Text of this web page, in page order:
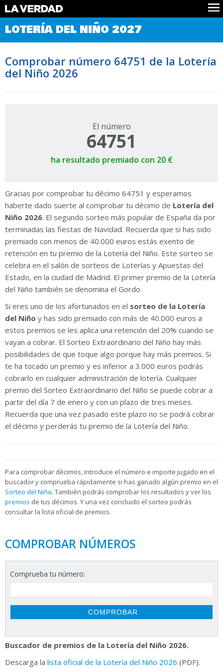
Comprobar Loteria del Niño
Premios
Noticias
Datos
Historia
LOTERÍA DEL NIÑO 2027
Comprobar número 64751 de la Lotería
del Niño 2026
El número
64751
ha resultado premiado con 20 €
Gracias por comprobar tu décimo 64751 y esperamos
haberte dado suerte al comprobar tu décimo de Lotería del
Niño 2026. El segundo sorteo más popular de España da por
terminadas las fiestas de Navidad. Recuerda que si has sido
premiado con menos de 40.000 euros estás exento de
retención en tu premio de la Lotería del Niño. Este sorteo se
celebra en el salón de sorteos de Loterías y Apuestas del
Estado, en la ciudad de Madrid. El primer premio de la Lotería
del Niño también se denomina el Gordo.
Si eres uno de los afortunados en el sorteo de la Lotería
del Niño y has sido premiado con más de 40.000 euros a
estos premios se les aplica una retención del 20% cuando se
vayan a cobrar. El Sorteo Extraordinario del Niño hay más
posibilidades de que toque algo porque hay más premios. Si
te ha tocado un premio y es inferior a 3.000 euros podrás
cobrarlo en cualquier administración de lotería. Cualquier
premio del Sorteo Extraordinario del Niño se puede cobrar a
partir del día 7 de enero y con un plazo de tres meses.
Recuerda que una vez pasado este plazo no se podrá cobrar
el décimo y perderás tu premio de la Lotería del Niño.
Para comprobar décimos, introduce el número e importe jugado en el
buscador y comprueba rápidamente si has ganado algún premio en el
Sorteo del Niño. También podrás comprobar los resultados y ver los
premios de tus décimos. Y una vez concluido el sorteo podrás
consultar la lista oficial de premios.
COMPROBAR NÚMEROS
Comprueba tu número:
Buscador de premios de la Lotería del Niño 2026.
Descarga la lista oficial de la Lotería del Niño 2026 (PDF).